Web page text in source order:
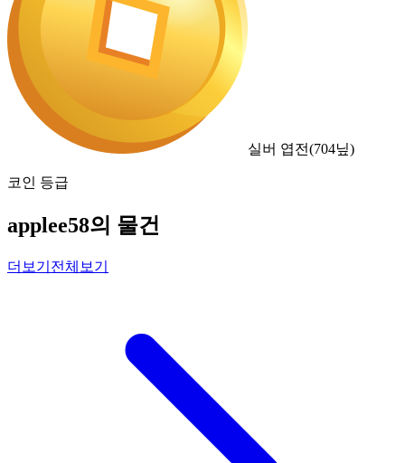
실버 엽전(704닢)
코인 등급
applee58의 물건
더보기 전체보기